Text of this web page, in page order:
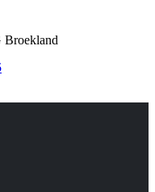
Broekland